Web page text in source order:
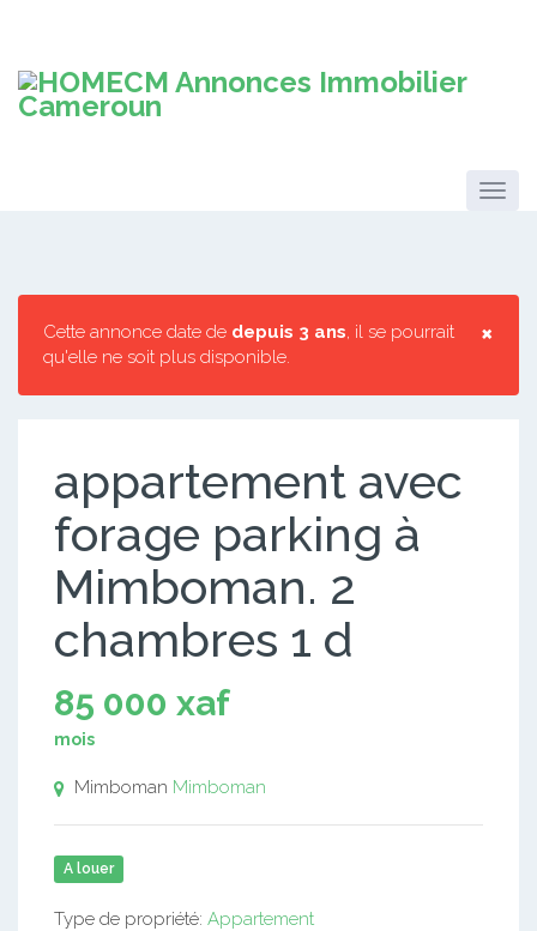
×
Cette annonce date de depuis 3 ans, il se pourrait
qu'elle ne soit plus disponible.
appartement avec
forage parking à
Mimboman. 2
chambres 1 d
85 000 xaf
mois
Mimboman Mimboman
A louer
Type de propriété: Appartement